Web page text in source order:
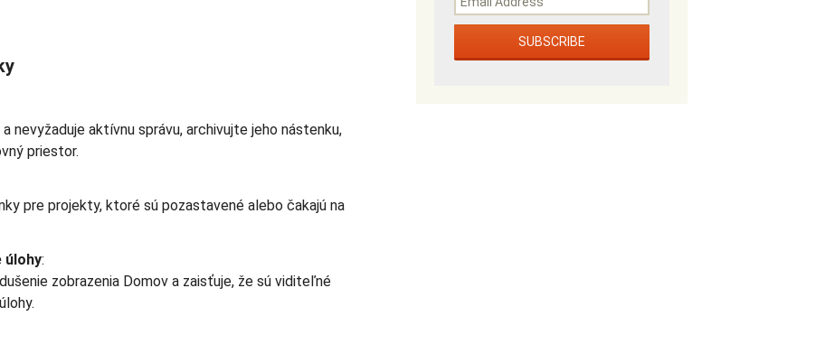
nevyžaduje aktívnu správu, archivujte jeho nástenku,
priestor.
pre projekty, ktoré sú pozastavené alebo čakajú na
úlohy:
zobrazenia Domov a zaisťuje, že sú viditeľné